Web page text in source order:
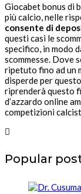
Giocabet bonus di
più calcio, nelle
consente di
questi casi le
specifico, in modo
scommesse. Dove
ripetuto fino ad un
disperde per
riprenderà questo
d’azzardo online
competizioni
Popular